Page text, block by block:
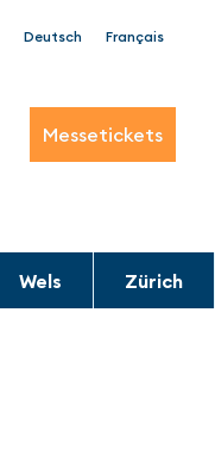
Deutsch Français
Messetickets
Wels Zürich